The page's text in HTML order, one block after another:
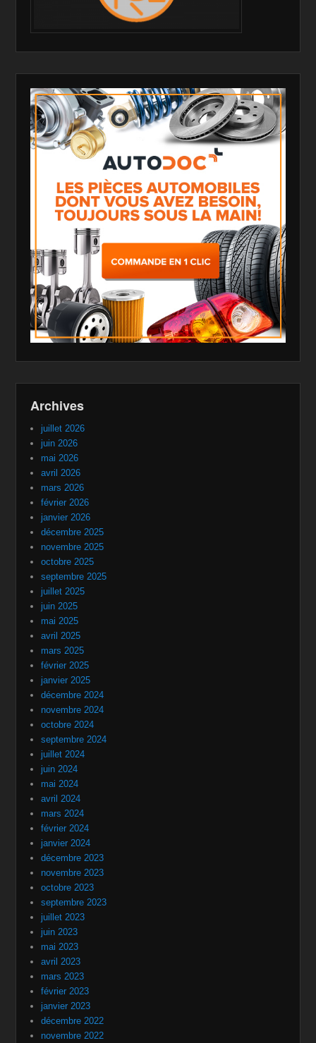
Archives
juillet 2026
juin 2026
mai 2026
avril 2026
mars 2026
février 2026
janvier 2026
décembre 2025
novembre 2025
octobre 2025
septembre 2025
juillet 2025
juin 2025
mai 2025
avril 2025
mars 2025
février 2025
janvier 2025
décembre 2024
novembre 2024
octobre 2024
septembre 2024
juillet 2024
juin 2024
mai 2024
avril 2024
mars 2024
février 2024
janvier 2024
décembre 2023
novembre 2023
octobre 2023
septembre 2023
juillet 2023
juin 2023
mai 2023
avril 2023
mars 2023
février 2023
janvier 2023
décembre 2022
novembre 2022